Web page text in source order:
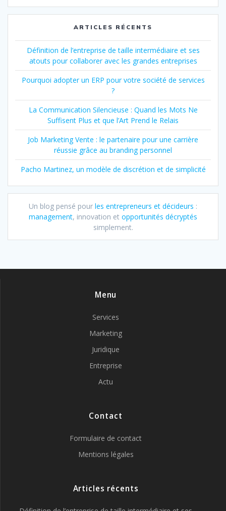
ARTICLES RÉCENTS
Définition de l’entreprise de taille intermédiaire et ses
atouts pour collaborer avec les grandes entreprises
Pourquoi adopter un ERP pour votre société de services
?
La Communication Silencieuse : Quand les Mots Ne
Suffisent Plus et que l’Art Prend le Relais
Job Marketing Vente : le partenaire pour une carrière
réussie grâce au branding personnel
Pacho Martinez, un modèle de discrétion et de simplicité
Un blog pensé pour les entrepreneurs et décideurs :
management, innovation et opportunités décryptés
simplement.
Menu
Services
Marketing
Juridique
Entreprise
Actu
Contact
Formulaire de contact
Mentions légales
Articles récents